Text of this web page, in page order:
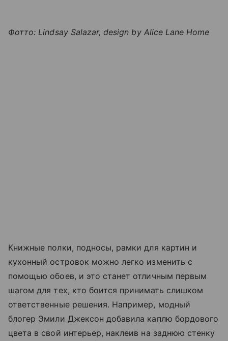
Фотто: Lindsay Salazar, design by Alice Lane Home
Книжные полки, подносы, рамки для картин и
кухонный островок можно легко изменить с
помощью обоев, и это станет отличным первым
шагом для тех, кто боится принимать слишком
ответственные решения. Например, модный
блогер Эмили Джексон добавила каплю бордового
цвета в свой интерьер, наклеив на заднюю стенку